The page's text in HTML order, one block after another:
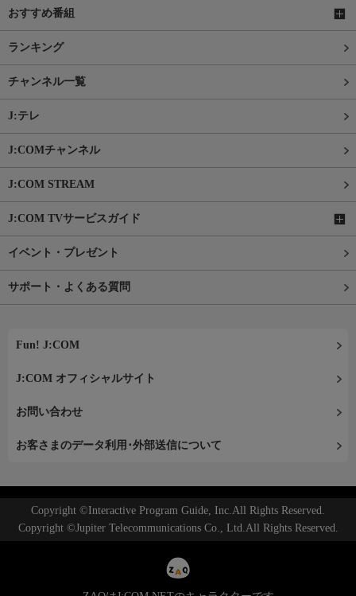
おすすめ番組
ランキング
チャンネル一覧
J:テレ
J:COMチャンネル
J:COM STREAM
J:COM TVサービスガイド
イベント・プレゼント
サポート・よくある質問
Fun! J:COM
J:COM オフィシャルサイト
お問い合わせ
お客さまのデータ利用･外部送信について
Copyright ©Interactive Program Guide, Inc.All Rights Reserved.
Copyright ©Jupiter Telecommunications Co., Ltd.All Rights Reserved.